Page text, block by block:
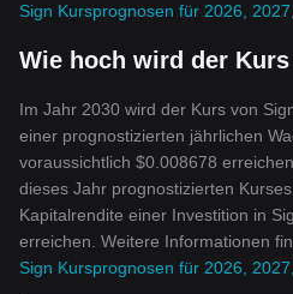
Sign Kursprognosen für 2026,
Wie hoch wird der
Im Jahr 2030 wird der Kurs von
einer prognostizierten jährlichen
voraussichtlich $0.008678
dieses Jahr prognostizierten
Kapitalrendite einer Investition in
erreichen. Weitere Informationen
Sign Kursprognosen für 2026,